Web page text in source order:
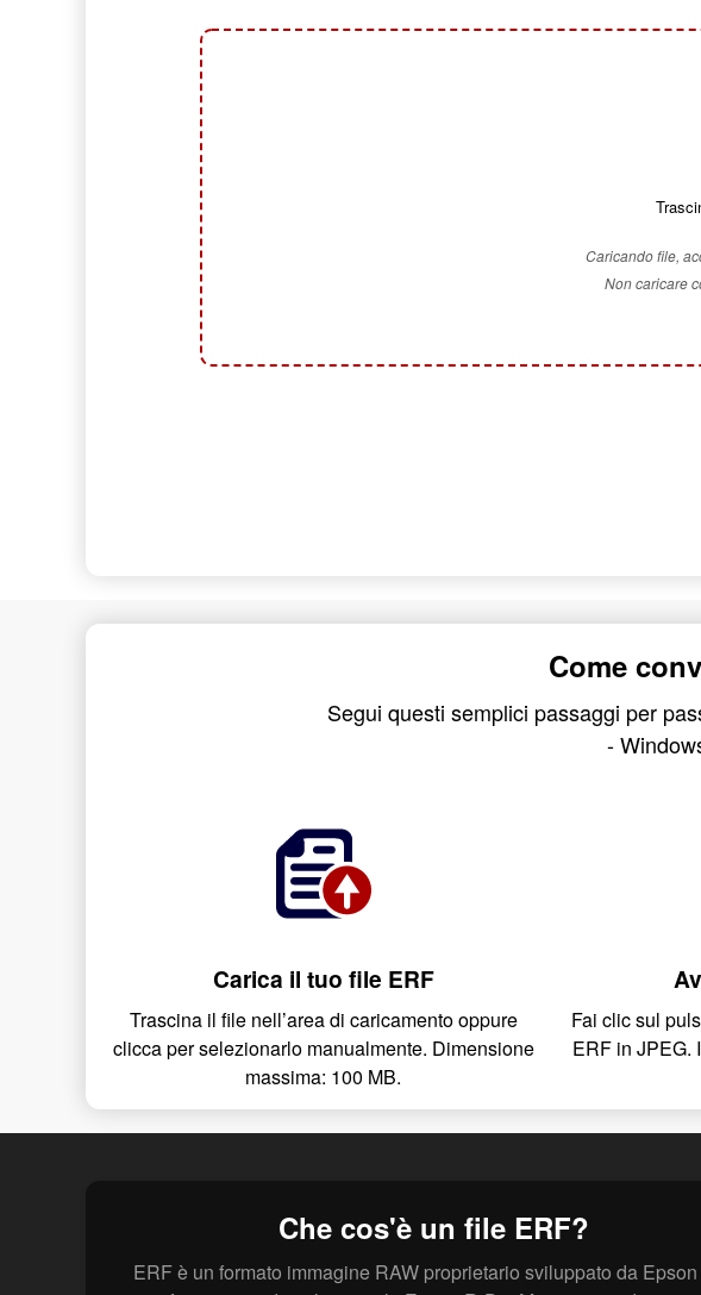
Caricando file,
Non caricare
Come
Segui questi semplici passaggi per
-
Carica il tuo file ERF
Trascina il file nell’area di caricamento oppure
clicca per selezionarlo manualmente. Dimensione
massima: 100 MB.
Fai clic sul
ERF in JPEG.
Che cos'è un file ERF?
ERF è un formato immagine RAW proprietario sviluppato da